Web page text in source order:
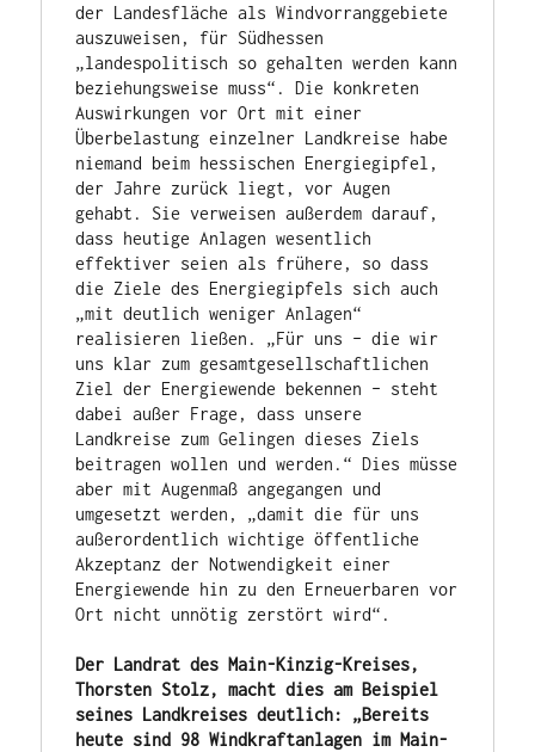
der Landesfläche als Windvorranggebiete
auszuweisen, für Südhessen
„landespolitisch so gehalten werden kann
beziehungsweise muss“. Die konkreten
Auswirkungen vor Ort mit einer
Überbelastung einzelner Landkreise habe
niemand beim hessischen Energiegipfel,
der Jahre zurück liegt, vor Augen
gehabt. Sie verweisen außerdem darauf,
dass heutige Anlagen wesentlich
effektiver seien als frühere, so dass
die Ziele des Energiegipfels sich auch
„mit deutlich weniger Anlagen“
realisieren ließen. „Für uns – die wir
uns klar zum gesamtgesellschaftlichen
Ziel der Energiewende bekennen – steht
dabei außer Frage, dass unsere
Landkreise zum Gelingen dieses Ziels
beitragen wollen und werden.“ Dies müsse
aber mit Augenmaß angegangen und
umgesetzt werden, „damit die für uns
außerordentlich wichtige öffentliche
Akzeptanz der Notwendigkeit einer
Energiewende hin zu den Erneuerbaren vor
Ort nicht unnötig zerstört wird“.
Der Landrat des Main-Kinzig-Kreises,
Thorsten Stolz, macht dies am Beispiel
seines Landkreises deutlich: „Bereits
heute sind 98 Windkraftanlagen im Main-